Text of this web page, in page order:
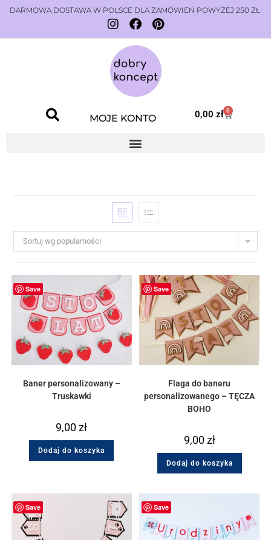
DARMOWA DOSTAWA W POLSCE DLA ZAMÓWIEŃ POWYŻEJ 250 ZŁ
MOJE KONTO 0,00zł 0
Sortuj wg popularności
Save
Baner personalizowany –
Truskawki
9,00zł
Dodaj do koszyka
Save
Flaga do baneru
personalizowanego – TĘCZA
BOHO
9,00zł
Dodaj do koszyka
Save Save